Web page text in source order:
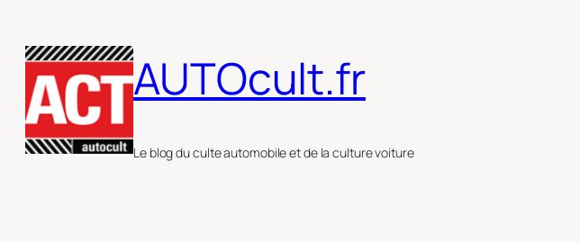
au
contenu
AUTOcult.fr
Le blog du culte automobile et de la culture voiture